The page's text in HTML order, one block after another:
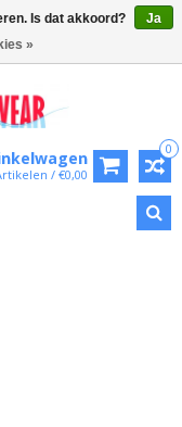
0
/ €0,00
Is dat akkoord?
Ja
»